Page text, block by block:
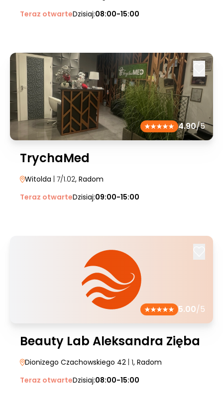
Teraz otwarteDzisiaj:08:00-15:00
4.90/5
TrychaMed
Witolda | 7/1.02, Radom
Teraz otwarteDzisiaj:09:00-15:00
5.00/5
Beauty Lab Aleksandra Zięba
Dionizego Czachowskiego 42 | 1, Radom
Teraz otwarteDzisiaj:08:00-15:00